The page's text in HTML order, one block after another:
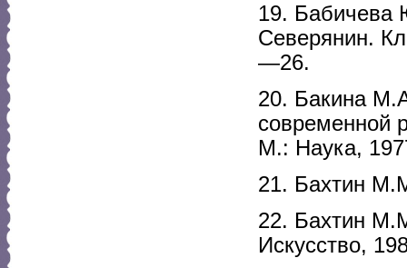
19. Бабичева
Северянин.
—26.
20. Бакина
современной
М.: Наука,
21. Бахтин
22. Бахтин
Искусство,